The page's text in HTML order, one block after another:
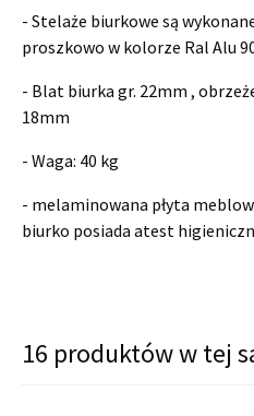
- Stelaże biurkowe są
proszkowo w kolorze Ral Alu
- Blat biurka gr. 22mm ,
18mm
- Waga: 40 kg
- melaminowana płyta
biurko posiada atest
16 produktów w tej